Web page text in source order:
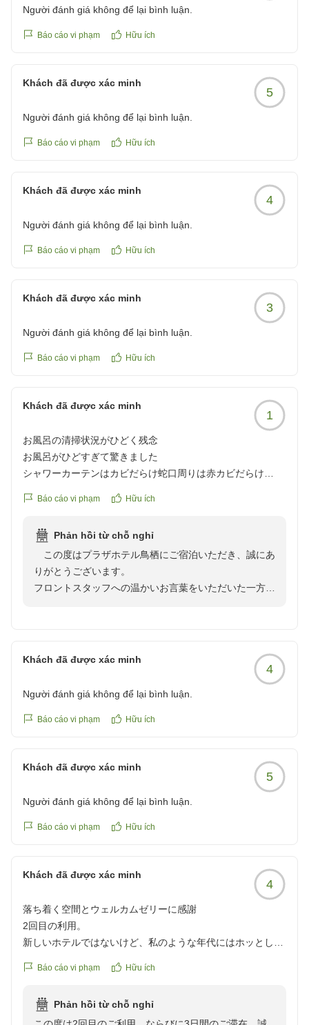
Người đánh giá không để lại bình luận.
Báo cáo vi phạm Hữu ích
Khách đã được xác minh
5
Người đánh giá không để lại bình luận.
Báo cáo vi phạm Hữu ích
Khách đã được xác minh
4
Người đánh giá không để lại bình luận.
Báo cáo vi phạm Hữu ích
Khách đã được xác minh
3
Người đánh giá không để lại bình luận.
Báo cáo vi phạm Hữu ích
Khách đã được xác minh
1
お風呂の清掃状況がひどく残念
お風呂がひどすぎて驚きました
シャワーカーテンはカビだらけ蛇口周りは赤カビだらけ
クチコミの詳細はこちらから
reviewId=33123478223241
Báo cáo vi phạm Hữu ích
Phản hồi từ chỗ nghỉ
この度はプラザホテル鳥栖にご宿泊いただき、誠にあ
りがとうございます。
フロントスタッフへの温かいお言葉をいただいた一方
浴室のカビ対策につきましては定期的に特別清掃を行っ
ておりますが、現状追いついておらず、段階的にフロア
ーごとにおこなっております。ご指摘はすぐに共有し、
た。
す。
ホテルの為になる貴重なご意見をいただき、誠にありが
とうございました。
お客様のまたのご利用をスタッフ一同心よりお待ちして
Khách đã được xác minh
4
Người đánh giá không để lại bình luận.
Báo cáo vi phạm Hữu ích
Khách đã được xác minh
5
Người đánh giá không để lại bình luận.
Báo cáo vi phạm Hữu ích
Khách đã được xác minh
4
落ち着く空間とウェルカムゼリーに感謝
2回目の利用。
新しいホテルではないけど、私のような年代にはホッとしま
3泊お世話になりました。
す。
Báo cáo vi phạm Hữu ích
Phản hồi từ chỗ nghỉ